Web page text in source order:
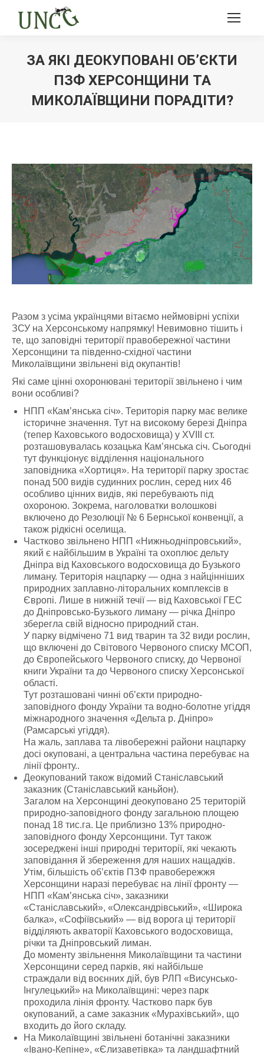
ЗА ЯКІ ДЕОКУПОВАНІ ОБ’ЄКТИ
ПЗФ ХЕРСОНЩИНИ ТА
МИКОЛАЇВЩИНИ ПОРАДІТИ?
Разом з усіма українцями вітаємо неймовірні успіхи
ЗСУ на Херсонському напрямку! Невимовно тішить і
те, що заповідні території правобережної частини
Херсонщини та південно-східної частини
Миколаївщини звільнені від окупантів!
Які саме цінні охоронювані території звільнено і чим
вони особливі?
НПП «Кам’янська січ». Територія парку має велике
історичне значення. Тут на високому березі Дніпра
(тепер Каховського водосховища) у XVIII ст.
розташовувалась козацька Кам’янська січ. Сьогодні
тут функціонує відділення національного
заповідника «Хортиця». На території парку зростає
понад 500 видів судинних рослин, серед них 46
особливо цінних видів, які перебувають під
охороною. Зокрема, наголоватки волошкові
включено до Резолюції № 6 Бернської конвенції, а
також рідкісні оселища.
Частково звільнено НПП «Нижньодніпровський»,
який є найбільшим в Україні та охоплює дельту
Дніпра від Каховського водосховища до Бузького
лиману. Територія нацпарку — одна з найцінніших
природних заплавно-літоральних комплексів в
Європі. Лише в нижній течії — від Каховської ГЕС
до Дніпровсько-Бузького лиману — річка Дніпро
зберегла свій відносно природний стан.
У парку відмічено 71 вид тварин та 32 види рослин,
що включені до Світового Червоного списку МСОП,
до Європейського Червоного списку, до Червоної
книги України та до Червоного списку Херсонської
області.
Тут розташовані чинні об’єкти природно-
заповідного фонду України та водно-болотне угіддя
міжнародного значення «Дельта р. Дніпро»
(Рамсарські угіддя).
На жаль, заплава та лівобережні райони нацпарку
досі окуповані, а центральна частина перебуває на
лінії фронту..
Деокупований також відомий Станіславський
заказник (Станіславський каньйон).
Загалом на Херсонщині деокуповано 25 територій
природно-заповідного фонду загальною площею
понад 18 тис.га. Це приблизно 13% природно-
заповідного фонду Херсонщини. Тут також
зосереджені інші природні території, які чекають
заповідання й збереження для наших нащадків.
Утім, більшість об’єктів ПЗФ правобережжя
Херсонщини наразі перебуває на лінії фронту —
НПП «Кам’янська січ», заказники
«Станіславський», «Олександрівський», «Широка
балка», «Софіївський» — від ворога ці території
відділяють акваторії Каховського водосховища,
річки та Дніпровський лиман.
До моменту звільнення Миколаївщини та частини
Херсонщини серед парків, які найбільше
страждали від воєнних дій, був РЛП «Висунсько-
Інгулецький» на Миколаївщині: через парк
проходила лінія фронту. Частково парк був
окупований, а саме заказник «Мурахівський», що
входить до його складу.
На Миколаївщині звільнені ботанічні заказники
«Івано-Кепіне», «Єлизаветівка» та ландшафтний